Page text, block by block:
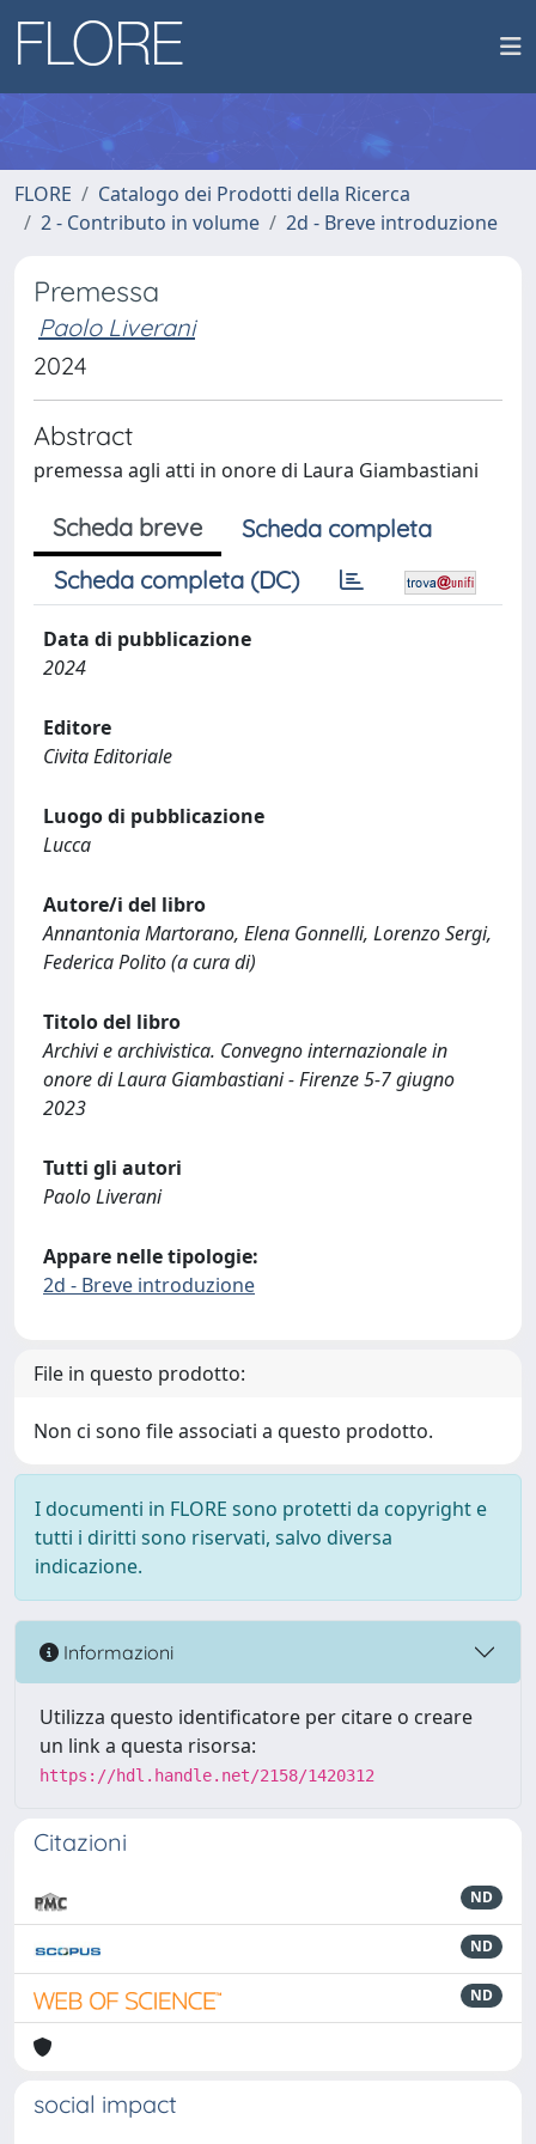
FLORE
Catalogo dei Prodotti della Ricerca
2 - Contributo in volume
2d - Breve introduzione
Premessa
Paolo Liverani
2024
Abstract
premessa agli atti in onore di Laura Giambastiani
Scheda breve
Scheda completa
Scheda completa (DC)
Data di pubblicazione
2024
Editore
Civita Editoriale
Luogo di pubblicazione
Lucca
Autore/i del libro
Annantonia Martorano, Elena Gonnelli, Lorenzo Sergi,
Federica Polito (a cura di)
Titolo del libro
Archivi e archivistica. Convegno internazionale in
onore di Laura Giambastiani - Firenze 5-7 giugno
2023
Tutti gli autori
Paolo Liverani
Appare nelle tipologie:
2d - Breve introduzione
File in questo prodotto:
Non ci sono file associati a questo prodotto.
I documenti in FLORE sono protetti da copyright e
tutti i diritti sono riservati, salvo diversa
indicazione.
Informazioni
Utilizza questo identificatore per citare o creare
un link a questa risorsa:
https://hdl.handle.net/2158/1420312
Citazioni
ND
ND
ND
social impact